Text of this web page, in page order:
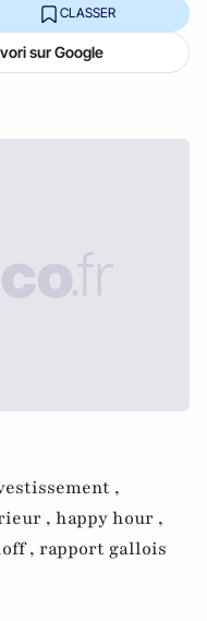
CLASSER
sur Google
,
, happy hour ,
, rapport gallois